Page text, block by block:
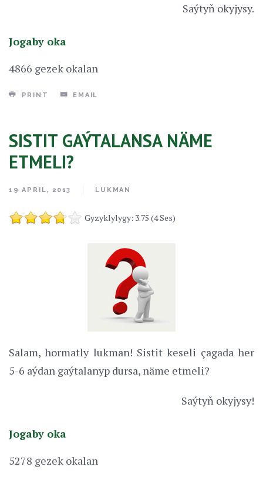
Saýtyň okyjysy.
Jogaby oka
4866 gezek okalan
PRINT EMAIL
SISTIT GAÝTALANSA NÄME
ETMELI?
19 APRIL, 2013 LUKMAN
Gyzyklylygy: 3.75 (4 Ses)
Salam, hormatly lukman! Sistit keseli çagada her
5-6 aýdan gaýtalanyp dursa, näme etmeli?
Saýtyň okyjysy!
Jogaby oka
5278 gezek okalan